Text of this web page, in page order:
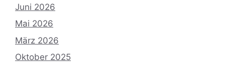
Juni 2026
Mai 2026
März 2026
Oktober 2025